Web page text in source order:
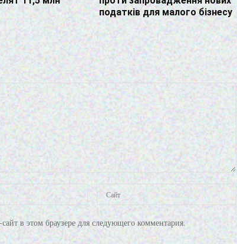
податків для малого бізнесу
в этом браузере для следующего комментария.